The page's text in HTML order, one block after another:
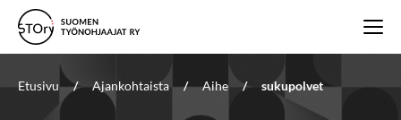
Etusivu / Ajankohtaista / Aihe / sukupolvet